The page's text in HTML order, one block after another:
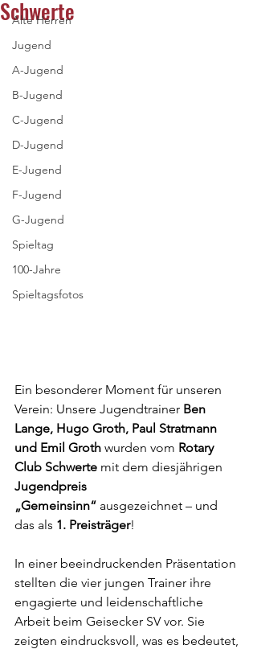
Alte Herren
Jugend
A-Jugend
B-Jugend
C-Jugend
D-Jugend
E-Jugend
F-Jugend
G-Jugend
Spieltag
100-Jahre
Spieltagsfotos
Schwerte
Ein besonderer Moment für unseren
Verein: Unsere Jugendtrainer Ben
Lange, Hugo Groth, Paul Stratmann
und Emil Groth wurden vom Rotary
Club Schwerte mit dem diesjährigen
Jugendpreis
„Gemeinsinn“ ausgezeichnet – und
das als 1. Preisträger!
In einer beeindruckenden Präsentation
stellten die vier jungen Trainer ihre
engagierte und leidenschaftliche
Arbeit beim Geisecker SV vor. Sie
zeigten eindrucksvoll, was es bedeutet,